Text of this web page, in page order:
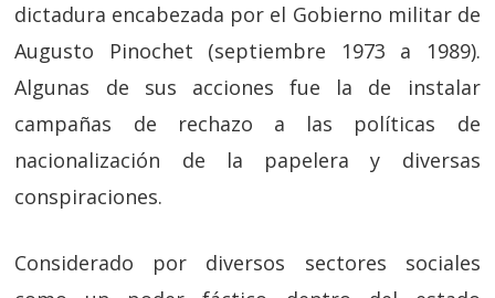
dictadura encabezada por el Gobierno militar de
Augusto Pinochet (septiembre 1973 a 1989).
Algunas de sus acciones fue la de instalar
campañas de rechazo a las políticas de
nacionalización de la papelera y diversas
conspiraciones.
Considerado por diversos sectores sociales